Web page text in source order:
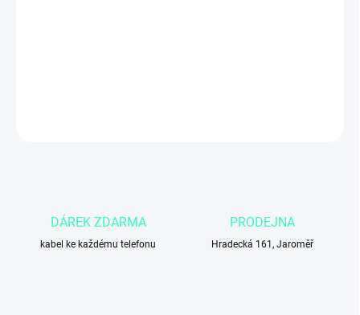
DÁREK ZDARMA
kabel ke každému telefonu
PRODEJNA
Hradecká 161, Jaroměř